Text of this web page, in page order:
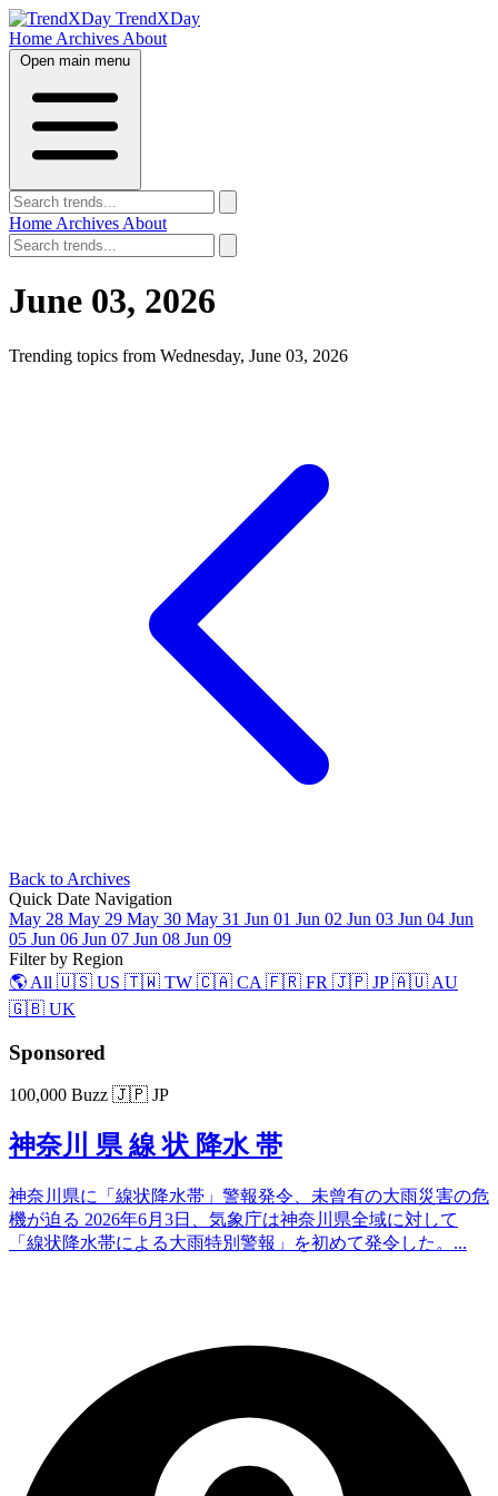
TrendXDay
Home Archives About
Open main menu
Home Archives About
June 03, 2026
Trending topics from Wednesday, June 03, 2026
Back to Archives
Quick Date Navigation
May 28 May 29 May 30 May 31 Jun 01 Jun 02 Jun 03 Jun 04 Jun
05 Jun 06 Jun 07 Jun 08 Jun 09
Filter by Region
🌎 All 🇺🇸 US 🇹🇼 TW 🇨🇦 CA 🇫🇷 FR 🇯🇵 JP🇦🇺 AU
🇬🇧 UK
Sponsored
100,000 Buzz 🇯🇵 JP
神奈川 県 線 状 降水 帯
神奈川県に「線状降水帯」警報発令、未曾有の大雨災害の危
機が迫る 2026年6月3日、気象庁は神奈川県全域に対して
「線状降水帯による大雨特別警報」を初めて発令した。...